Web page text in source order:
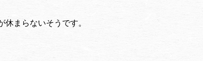
まらないそうです。